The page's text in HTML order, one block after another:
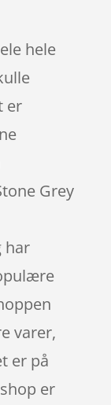
hele
er
Grey
har
varer,
er på
er